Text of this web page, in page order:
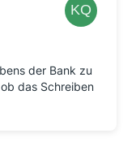
der Bank zu
das Schreiben